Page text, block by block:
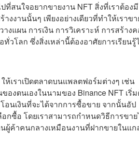
สนใจอยากขายงาน NFT สิ่งที่เราต้องมี
งงานนั้นๆ เพียงอย่างเดียวที่ทำให้เราข
แผน การเงิน การวิเคราะห์ การสร้าง
โลก ซึ่งสิ่งเหล่านี้ต้องอาศัยการเรียนรู้
ห้เราเปิดตลาดบนแพลตฟอร์มต่างๆ เช่น
องตนเองในนามของ Binance NFT เริ่
นเงินที่จะได้จากการซื้อขาย จากนั้นอัป
กซื้อ โดยเราสามารถกำหนดวิธีการขา
ผู้ค้าคนกลางเหมือนงานที่ฝากขายในแก